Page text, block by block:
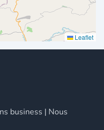
Leaflet
business | Nous